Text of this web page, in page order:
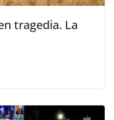
tragedia. La